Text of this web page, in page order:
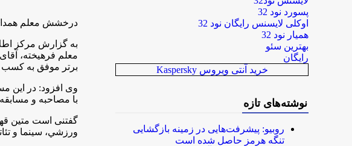
درخشش معلم
به گزارش مركز
معلم فرهیخته،
برتر موفق به
با مصاحبه و مسابقه تلفنی از 128 نفر 32 نفر به مرحله ی
ورزشي، سينما و
پسورد نود 32
اوکلی لایسنس رایگان نود 32
همیار نود 32
بهترین سئو
رایگان
خرید آنتی ویروس Kaspersky
نوشته‌های تازه
روبیو: پیشرفت‌هایی در زمینه بازگشایی
تنگه هرمز حاصل شده است